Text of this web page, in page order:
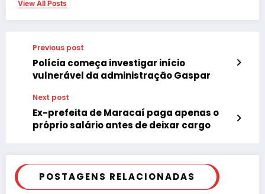
View All Posts
Previous post
Polícia começa investigar início
vulnerável da administração Gaspar
Next post
Ex-prefeita de Maracaí paga apenas o
próprio salário antes de deixar cargo
POSTAGENS RELACIONADAS